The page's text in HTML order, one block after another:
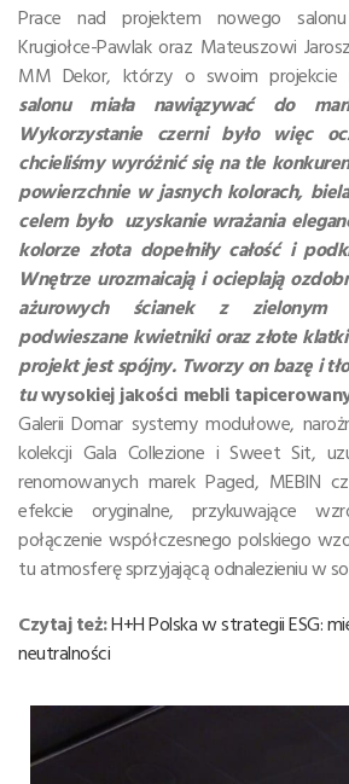
Prace nad projektem nowego
Krugiołce-Pawlak oraz Mateuszowi
MM Dekor, którzy o swoim projekcie
salonu miała nawiązywać do
Wykorzystanie czerni było więc
chcieliśmy wyróżnić się na tle
powierzchnie w jasnych kolorach,
celem było uzyskanie wrażania
kolorze złota dopełniły całość i
Wnętrze urozmaicają i ocieplają
ażurowych ścianek z
podwieszane kwietniki oraz złote
projekt jest spójny. Tworzy on bazę i
tuwysokiej jakości mebli
Galerii Domar systemy modułowe,
kolekcji Gala Collezione i Sweet Sit,
renomowanych marek Paged, MEBIN
efekcie oryginalne, przykuwające
połączenie współczesnego polskiego
tu atmosferę sprzyjającą odnalezieniu w
Czytaj też:H+H Polska w strategii ESG:
neutralności